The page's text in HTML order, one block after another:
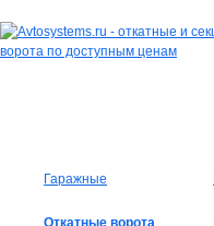
Гаражные
Откатные ворота